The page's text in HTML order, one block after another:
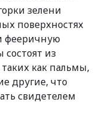
зелени
поверхностях
фееричную
из
как пальмы,
другие, что
свидетелем